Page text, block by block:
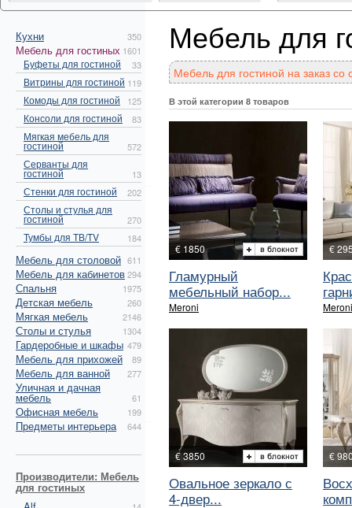
Кухни 350
Мебель для гостиных 1601
Буфеты для гостиной 33
Витрины для гостиной 119
Комоды для гостиной 125
Консоли для гостиной 83
Мягкая мебель для
гостиной 572
Серванты для
гостиной 13
Стенки для гостиной 202
Столы и стулья для
гостиной 270
Тумбы для ТВ/TV 184
Мебель для столовой 611
Мебель для кабинетов294
Спальня 1975
Детская мебель 260
Мягкая мебель 2146
Столы и стулья 1304
Гардеробные и шкафы 479
Мебель для прихожей 89
Мебель для ванной 277
Уличная и дачная
мебель 61
Офисная мебель 199
Предметы интерьера 644
Производители: Мебель
для гостиных
Мебель для
Мебель для гостиной на заказ
В этой категории 8 товаров
€ 1850
Гламурный
мебельный набор...
Meroni
€
Meroni
€ 3850
Овальное зеркало с
4-двер...
€